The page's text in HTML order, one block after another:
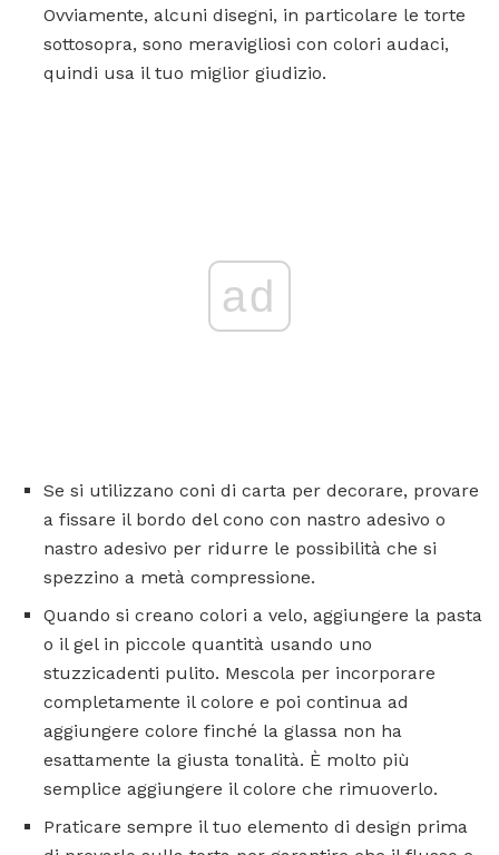
Ovviamente, alcuni disegni, in particolare le torte
sottosopra, sono meravigliosi con colori audaci,
quindi usa il tuo miglior giudizio.
ad
Se si utilizzano coni di carta per decorare, provare
a fissare il bordo del cono con nastro adesivo o
nastro adesivo per ridurre le possibilità che si
spezzino a metà compressione.
Quando si creano colori a velo, aggiungere la pasta
o il gel in piccole quantità usando uno
stuzzicadenti pulito. Mescola per incorporare
completamente il colore e poi continua ad
aggiungere colore finché la glassa non ha
esattamente la giusta tonalità. È molto più
semplice aggiungere il colore che rimuoverlo.
Praticare sempre il tuo elemento di design prima